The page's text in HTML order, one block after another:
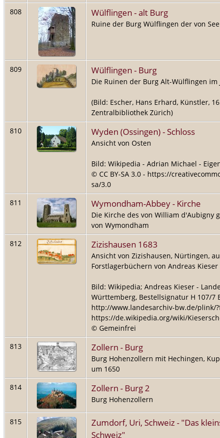
808
Wülflingen - alt Burg
Ruine der Burg Wülflingen der von
809 Wülflingen - Burg
Die Ruinen der Burg Alt-Wülflingen im
(Bild: Escher, Hans Erhard, Künstler,
Zentralbibliothek Zürich)
810
Wyden (Ossingen) - Schloss
Ansicht von Osten
Bild: Wikipedia - Adrian Michael -
© CC BY-SA 3.0 - https://
sa/3.0
811
Wymondham-Abbey - Kirche
Die Kirche des von William d'Aubigny
von Wymondham
812
Zizishausen 1683
Ansicht von Zizishausen, Nürtingen,
Forstlagerbüchern von Andreas Kieser
Bild: Wikipedia; Andreas Kieser -
Württemberg, Bestellsignatur H 107/7
http://www.landesarchiv-bw.de/plink/
https://de.wikipedia.org/wiki/
© Gemeinfrei
813
Zollern - Burg
Burg Hohenzollern mit Hechingen,
um 1650
814
Zollern - Burg 2
Burg Hohenzollern
815
Zumdorf, Uri, Schweiz - "Das
Schweiz"